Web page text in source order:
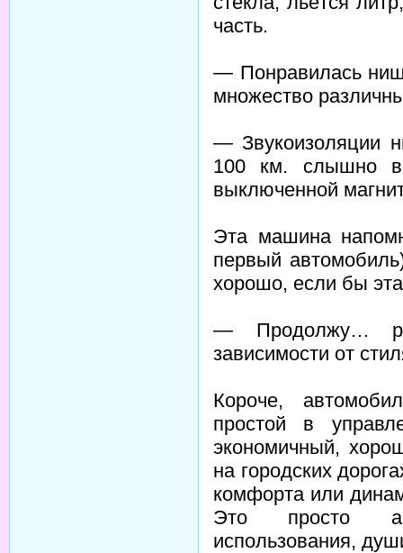
часть.
— Понравилась
множество
— Звукоизоляции
100 км. слышно
выключенной
Эта машина
первый
хорошо, если бы
— Продолжу…
зависимости от
Короче,
простой в
экономичный,
на городских
комфорта или
Это просто
использования,